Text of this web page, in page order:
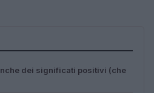
dei significati positivi (che